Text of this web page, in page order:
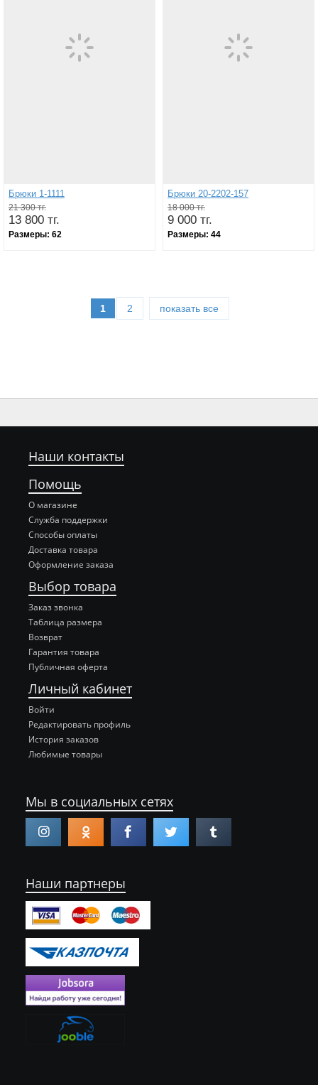
Брюки 1-1111
21 300 тг.
13 800 тг.
Размеры: 62
Брюки 20-2202-157
18 000 тг.
9 000 тг.
Размеры: 44
1 2 показать все
Наши контакты
Помощь
О магазине
Служба поддержки
Способы оплаты
Доставка товара
Оформление заказа
Выбор товара
Заказ звонка
Таблица размера
Возврат
Гарантия товара
Публичная оферта
Личный кабинет
Войти
Редактировать профиль
История заказов
Любимые товары
Мы в социальных сетях
Наши партнеры